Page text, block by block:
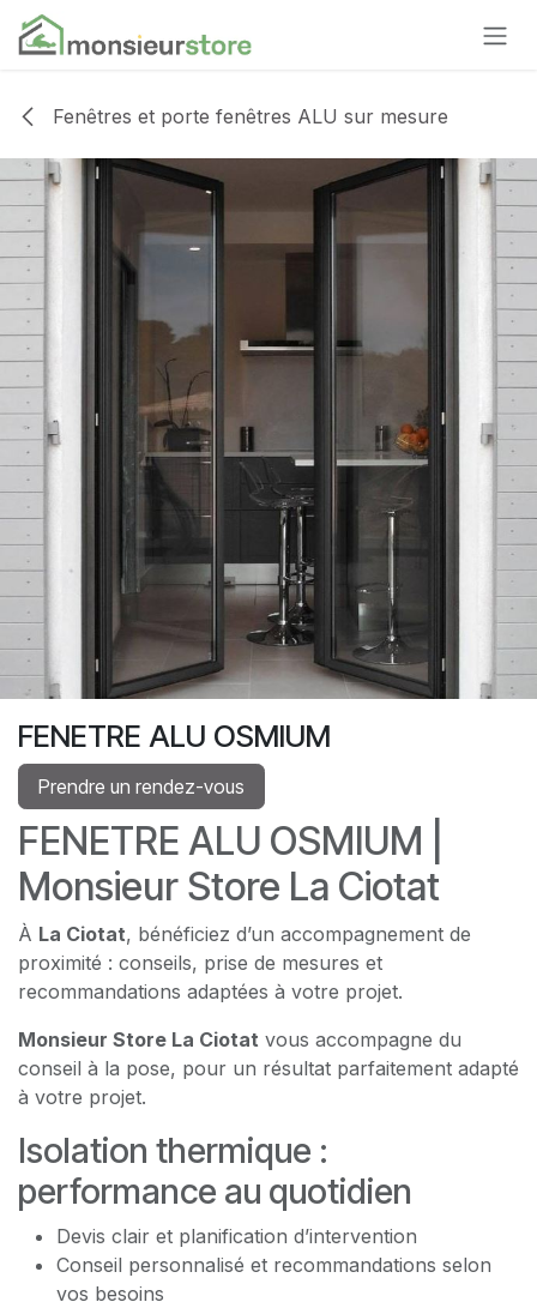
Se rendre au contenu
Fenêtres et porte fenêtres ALU sur mesure
FENETRE ALU OSMIUM
Prendre un rendez-vous
FENETRE ALU OSMIUM |
Monsieur Store La Ciotat
À La Ciotat, bénéficiez d’un accompagnement de
proximité : conseils, prise de mesures et
recommandations adaptées à votre projet.
Monsieur Store La Ciotat vous accompagne du
conseil à la pose, pour un résultat parfaitement adapté
à votre projet.
Isolation thermique :
performance au quotidien
Devis clair et planification d’intervention
Conseil personnalisé et recommandations selon
vos besoins